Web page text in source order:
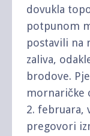
dovukla
potpunom
postavili na
zaliva,
brodove.
mornaričke
2. februara,
pregovori